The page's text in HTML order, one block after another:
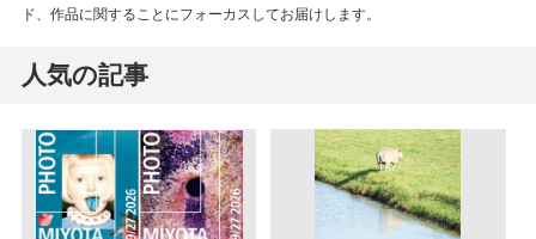
ド、作品に関することにフォーカスしてお届けします。
人気の記事